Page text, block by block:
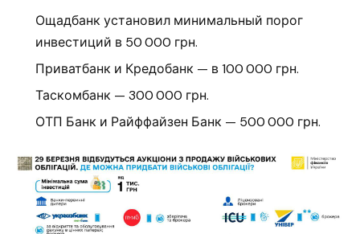
Ощадбанк установил минимальный порог
инвестиций в 50 000 грн.
Приватбанк и Кредобанк — в 100 000 грн.
Таскомбанк — 300 000 грн.
ОТП Банк и Райффайзен Банк — 500 000 грн.